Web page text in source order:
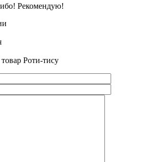
Рекомендую!
Роти-тису